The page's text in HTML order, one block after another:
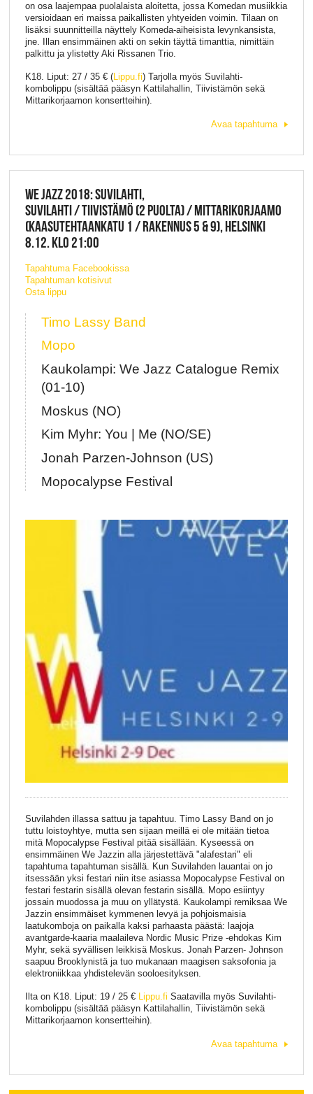
on osa laajempaa puolalaista aloitetta, jossa Komedan musiikkia
versioidaan eri maissa paikallisten yhtyeiden voimin. Tilaan on
lisäksi suunnitteilla näyttely Komeda-aiheisista levynkansista,
jne. Illan ensimmäinen akti on sekin täyttä timanttia, nimittäin
palkittu ja ylistetty Aki Rissanen Trio.
K18. Liput: 27 / 35 € (Lippu.fi) Tarjolla myös Suvilahti-
kombolippu (sisältää pääsyn Kattilahallin, Tiivistämön sekä
Mittarikorjaamon konsertteihin).
Avaa tapahtuma
WE JAZZ 2018: SUVILAHTI,
SUVILAHTI / TIIVISTÄMÖ (2 PUOLTA) / MITTARIKORJAAMO
(KAASUTEHTAANKATU 1 / RAKENNUS 5 & 9), HELSINKI
8.12. KLO 21:00
Tapahtuma Facebookissa
Tapahtuman kotisivut
Osta lippu
Timo Lassy Band
Mopo
Kaukolampi: We Jazz Catalogue Remix
(01-10)
Moskus (NO)
Kim Myhr: You | Me (NO/SE)
Jonah Parzen-Johnson (US)
Mopocalypse Festival
Suvilahden illassa sattuu ja tapahtuu. Timo Lassy Band on jo
tuttu loistoyhtye, mutta sen sijaan meillä ei ole mitään tietoa
mitä Mopocalypse Festival pitää sisällään. Kyseessä on
ensimmäinen We Jazzin alla järjestettävä "alafestari" eli
tapahtuma tapahtuman sisällä. Kun Suvilahden lauantai on jo
itsessään yksi festari niin itse asiassa Mopocalypse Festival on
festari festarin sisällä olevan festarin sisällä. Mopo esiintyy
jossain muodossa ja muu on yllätystä. Kaukolampi remiksaa We
Jazzin ensimmäiset kymmenen levyä ja pohjoismaisia
laatukomboja on paikalla kaksi parhaasta päästä: laajoja
avantgarde-kaaria maalaileva Nordic Music Prize -ehdokas Kim
Myhr, sekä syvällisen leikkisä Moskus. Jonah Parzen- Johnson
saapuu Brooklynistä ja tuo mukanaan maagisen saksofonia ja
elektroniikkaa yhdistelevän sooloesityksen.
Ilta on K18. Liput: 19 / 25 € Lippu.fi Saatavilla myös Suvilahti-
kombolippu (sisältää pääsyn Kattilahallin, Tiivistämön sekä
Mittarikorjaamon konsertteihin).
Avaa tapahtuma